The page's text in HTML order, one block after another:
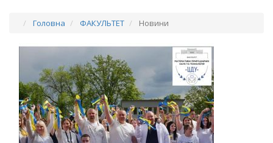
Головна ФАКУЛЬТЕТ Новини